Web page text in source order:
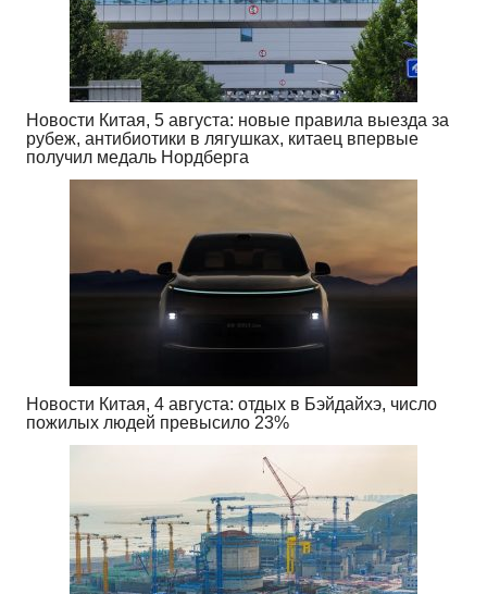
Новости Китая, 5 августа: новые правила выезда за
рубеж, антибиотики в лягушках, китаец впервые
получил медаль Нордберга
Новости Китая, 4 августа: отдых в Бэйдайхэ, число
пожилых людей превысило 23%